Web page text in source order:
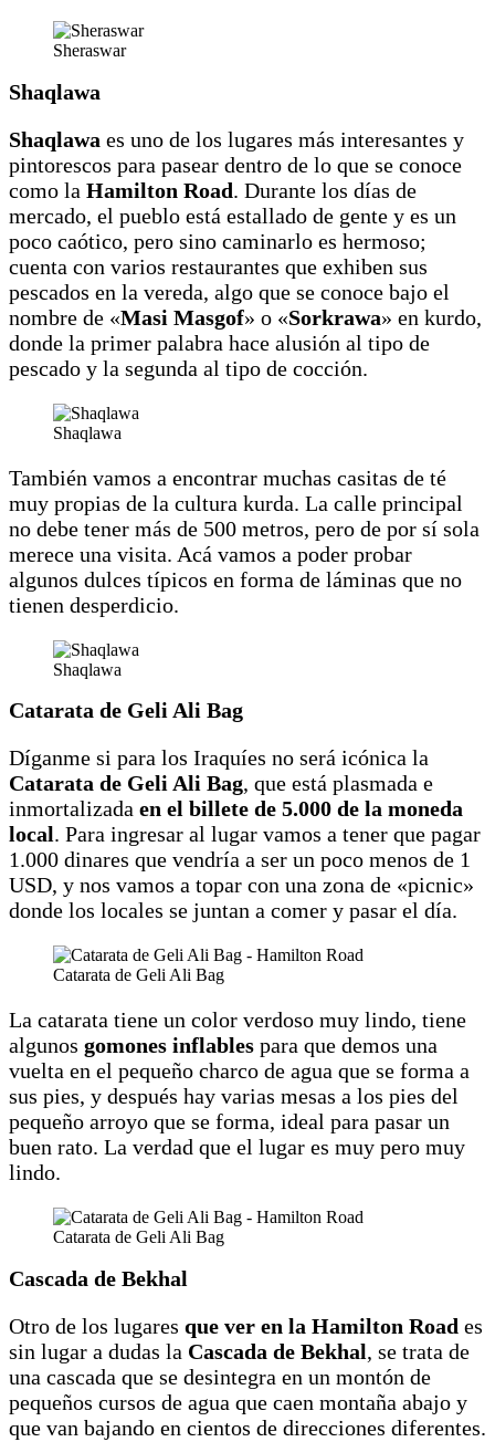
Sheraswar
Shaqlawa
Shaqlawa es uno de los lugares más interesantes y
pintorescos para pasear dentro de lo que se conoce
como la Hamilton Road. Durante los días de
mercado, el pueblo está estallado de gente y es un
poco caótico, pero sino caminarlo es hermoso;
cuenta con varios restaurantes que exhiben sus
pescados en la vereda, algo que se conoce bajo el
nombre de «Masi Masgof» o «Sorkrawa» en kurdo,
donde la primer palabra hace alusión al tipo de
pescado y la segunda al tipo de cocción.
Shaqlawa
También vamos a encontrar muchas casitas de té
muy propias de la cultura kurda. La calle principal
no debe tener más de 500 metros, pero de por sí sola
merece una visita. Acá vamos a poder probar
algunos dulces típicos en forma de láminas que no
tienen desperdicio.
Shaqlawa
Catarata de Geli Ali Bag
Díganme si para los Iraquíes no será icónica la
Catarata de Geli Ali Bag, que está plasmada e
inmortalizada en el billete de 5.000 de la moneda
local. Para ingresar al lugar vamos a tener que pagar
1.000 dinares que vendría a ser un poco menos de 1
USD, y nos vamos a topar con una zona de «picnic»
donde los locales se juntan a comer y pasar el día.
Catarata de Geli Ali Bag
La catarata tiene un color verdoso muy lindo, tiene
algunos gomones inflables para que demos una
vuelta en el pequeño charco de agua que se forma a
sus pies, y después hay varias mesas a los pies del
pequeño arroyo que se forma, ideal para pasar un
buen rato. La verdad que el lugar es muy pero muy
lindo.
Catarata de Geli Ali Bag
Cascada de Bekhal
Otro de los lugares que ver en la Hamilton Road es
sin lugar a dudas la Cascada de Bekhal, se trata de
una cascada que se desintegra en un montón de
pequeños cursos de agua que caen montaña abajo y
que van bajando en cientos de direcciones diferentes.